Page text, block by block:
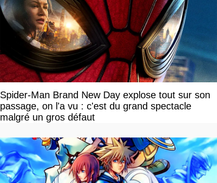
Spider-Man Brand New Day explose tout sur son
passage, on l'a vu : c'est du grand spectacle
malgré un gros défaut